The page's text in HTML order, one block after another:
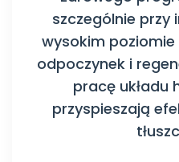
szczególnie przy
wysokim
odpoczynek i
pracę układu
przyspieszają